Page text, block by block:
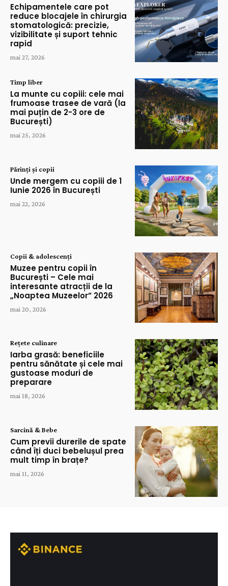
Echipamentele care pot
reduce blocajele în chirurgia
stomatologică: precizie,
vizibilitate și suport tehnic
rapid
mai 27, 2026
Timp liber
La munte cu copiii: cele mai
frumoase trasee de vară (la
mai puțin de 2-3 ore de
București)
mai 25, 2026
Părinți și copii
Unde mergem cu copiii de 1
Iunie 2026 în București
mai 22, 2026
Copii & adolescenți
Muzee pentru copii în
București – Cele mai
interesante atracții de la
„Noaptea Muzeelor” 2026
mai 20, 2026
Rețete culinare
Iarba grasă: beneficiile
pentru sănătate și cele mai
gustoase moduri de
preparare
mai 18, 2026
Sarcină & Bebe
Cum previi durerile de spate
când îți duci bebelușul prea
mult timp în brațe?
mai 11, 2026